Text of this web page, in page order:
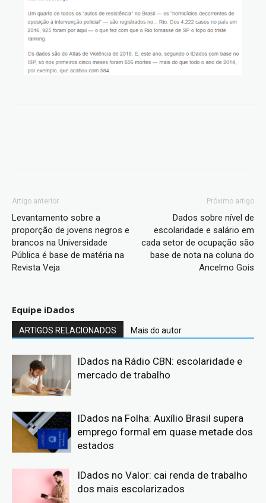
Artigo anterior
Levantamento sobre a
proporção de jovens negros e
brancos na Universidade
Pública é base de matéria na
Revista Veja
Próximo artigo
Dados sobre nível de
escolaridade e salário em
cada setor de ocupação são
base de nota na coluna do
Ancelmo Gois
Equipe iDados
ARTIGOS RELACIONADOS Mais do autor
IDados na Rádio CBN: escolaridade e
mercado de trabalho
IDados na Folha: Auxílio Brasil supera
emprego formal em quase metade dos
estados
IDados no Valor: cai renda de trabalho
dos mais escolarizados